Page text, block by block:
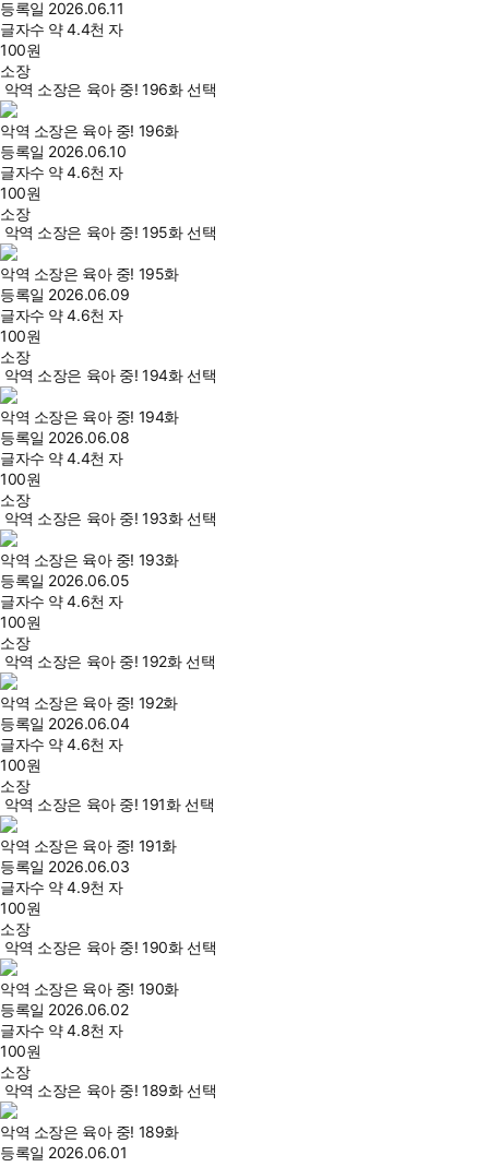
등록일 2026.06.11
글자수 약 4.4천 자
100원
소장
악역 소장은 육아 중! 196화 선택
악역 소장은 육아 중! 196화
등록일 2026.06.10
글자수 약 4.6천 자
100원
소장
악역 소장은 육아 중! 195화 선택
악역 소장은 육아 중! 195화
등록일 2026.06.09
글자수 약 4.6천 자
100원
소장
악역 소장은 육아 중! 194화 선택
악역 소장은 육아 중! 194화
등록일 2026.06.08
글자수 약 4.4천 자
100원
소장
악역 소장은 육아 중! 193화 선택
악역 소장은 육아 중! 193화
등록일 2026.06.05
글자수 약 4.6천 자
100원
소장
악역 소장은 육아 중! 192화 선택
악역 소장은 육아 중! 192화
등록일 2026.06.04
글자수 약 4.6천 자
100원
소장
악역 소장은 육아 중! 191화 선택
악역 소장은 육아 중! 191화
등록일 2026.06.03
글자수 약 4.9천 자
100원
소장
악역 소장은 육아 중! 190화 선택
악역 소장은 육아 중! 190화
등록일 2026.06.02
글자수 약 4.8천 자
100원
소장
악역 소장은 육아 중! 189화 선택
악역 소장은 육아 중! 189화
등록일 2026.06.01